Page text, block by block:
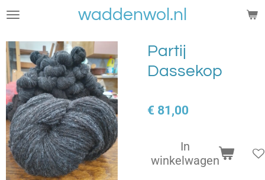
Ga
naar
de
hoofdinhoud
waddenwol.nl
Partij
Dassekop
€ 81,00
In
winkelwagen